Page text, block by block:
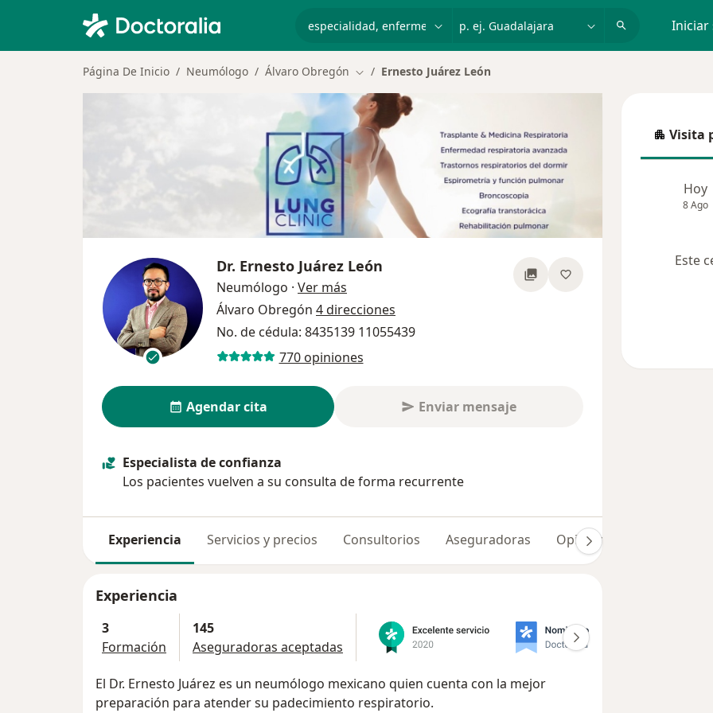
Iniciar
Página De Inicio Neumólogo Álvaro Obregón Cambiar de ciudad
Ernesto Juárez León
Dr. Ernesto Juárez León
Neumólogo · Ver más
Álvaro Obregón 4 direcciones
No. de cédula: 8435139 11055439
770 opiniones
Agendar cita Enviar mensaje
Especialista de confianza
Los pacientes vuelven a su consulta de forma recurrente
Experiencia Servicios y precios Consultorios Aseguradoras Opiniones (770)
Experiencia
3
Formación
145
Aseguradoras aceptadas
El Dr. Ernesto Juárez es un neumólogo mexicano quien cuenta con la mejor
preparación para atender su padecimiento respiratorio.
Visita
Visita
Hoy
8 Ago
Este